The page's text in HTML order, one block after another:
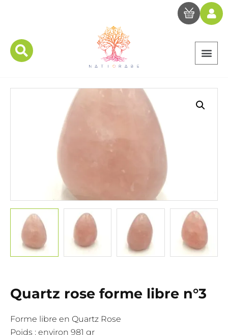
Quartz rose forme libre n°3
Forme libre en Quartz Rose
Poids : environ 981 gr